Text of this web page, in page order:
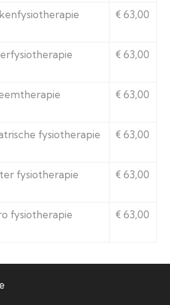
€ 63,00
€ 63,00
€ 63,00
fysiotherapie € 63,00
fysiotherapie € 63,00
fysiotherapie € 63,00